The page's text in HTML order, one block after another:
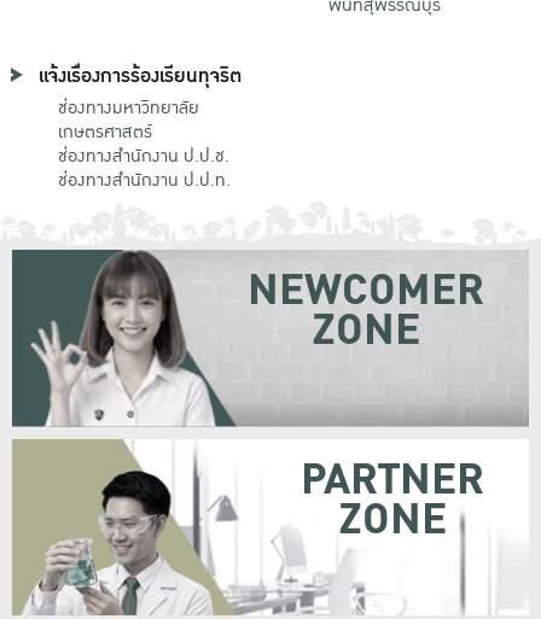
แจ้งเรื่องการร้องเรียนทุจริต
ช่องทางมหาวิทยาลัย
เกษตรศาสตร์
ช่องทางสำนักงาน ป.ป.ช.
ช่องทางสำนักงาน ป.ป.ท.
NEWCOMER
ZONE
PARTNER
ZONE